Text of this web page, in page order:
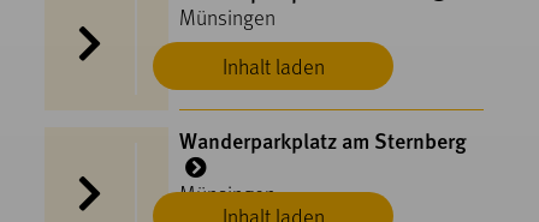
Inhalt laden
Münsingen
Wanderparkplatz am Sternberg
Münsingen